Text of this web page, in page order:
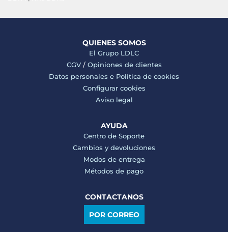
QUIENES SOMOS
El Grupo LDLC
CGV/ Opiniones de clientes
Datos personales e Politica de cookies
Configurar cookies
Aviso legal
AYUDA
Centro de Soporte
Cambios y devoluciones
Modos de entrega
Métodos de pago
CONTACTANOS
POR CORREO